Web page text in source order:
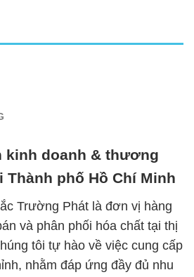
kinh doanh & thương
Thành phố Hồ Chí Minh
Trường Phát là đơn vị hàng
và phân phối hóa chất tại thị
tôi tự hào về việc cung cấp
nhằm đáp ứng đầy đủ nhu